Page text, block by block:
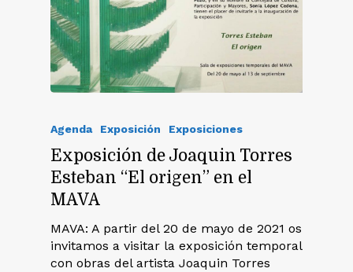
Agenda Exposición Exposiciones
Exposición de Joaquin Torres
Esteban “El origen” en el
MAVA
MAVA: A partir del 20 de mayo de 2021 os
invitamos a visitar la exposición temporal
con obras del artista Joaquin Torres